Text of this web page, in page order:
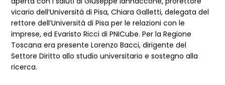
vicario dell’Università di Pisa, Chiara Galletti, delegata del
rettore dell’Università di Pisa per le relazioni con le
imprese, ed Evaristo Ricci di PNICube. Per la Regione
Toscana era presente Lorenzo Bacci, dirigente del
Settore Diritto allo studio universitario e sostegno alla
ricerca.